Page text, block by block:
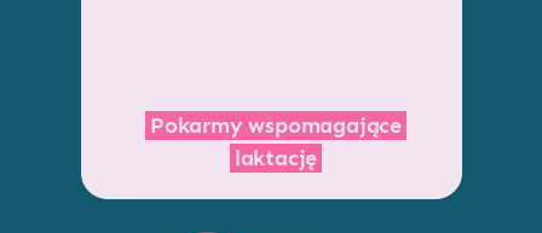
Pokarmy wspomagające
laktację